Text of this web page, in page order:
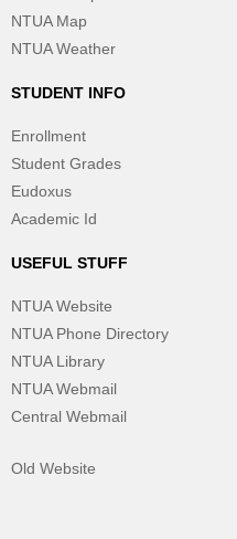
NTUA Map
NTUA Weather
STUDENT INFO
Enrollment
Student Grades
Eudoxus
Academic Id
USEFUL STUFF
NTUA Website
NTUA Phone Directory
NTUA Library
NTUA Webmail
Central Webmail
Old Website